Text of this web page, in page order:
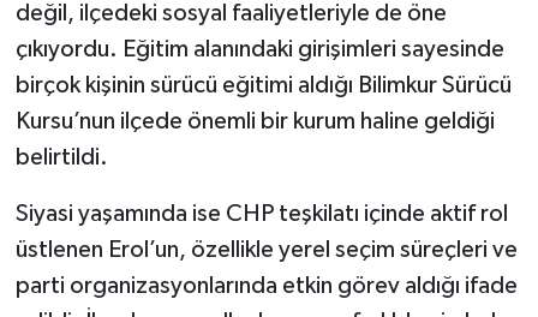
değil, ilçedeki sosyal faaliyetleriyle de öne
çıkıyordu. Eğitim alanındaki girişimleri sayesinde
birçok kişinin sürücü eğitimi aldığı Bilimkur Sürücü
Kursu’nun ilçede önemli bir kurum haline geldiği
belirtildi.
Siyasi yaşamında ise CHP teşkilatı içinde aktif rol
üstlenen Erol’un, özellikle yerel seçim süreçleri ve
parti organizasyonlarında etkin görev aldığı ifade